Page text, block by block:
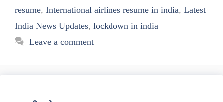
resume, International airlines resume in india, Latest
India News Updates, lockdown in india
Leave a comment